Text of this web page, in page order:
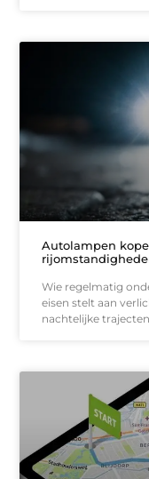
Autolampen
Wie regelmatig
eisen stelt aan
nachtelijke